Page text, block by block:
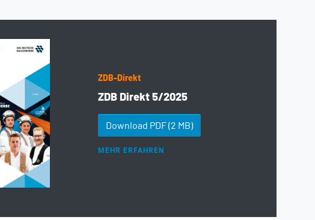
ZDB-Direkt
ZDB Direkt 5/2025
Download PDF(2 MB)
MEHR ERFAHREN